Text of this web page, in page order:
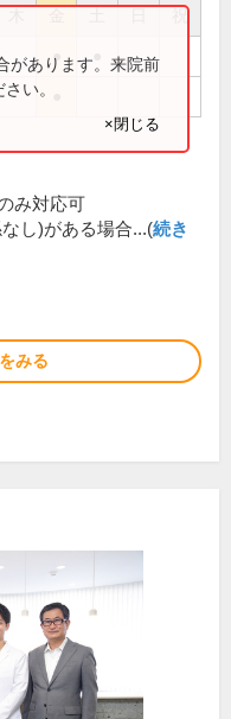
祝
●
があります。来院前
い。
×閉じる
み対応可
し)がある場合...(続き
みる